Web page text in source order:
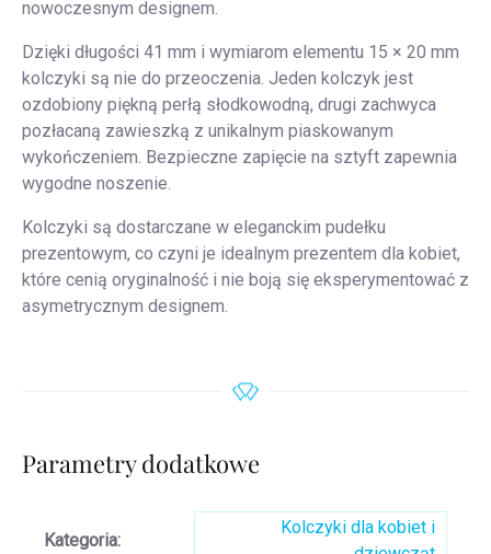
nowoczesnym designem.
Dzięki długości 41 mm i wymiarom elementu 15 × 20 mm
kolczyki są nie do przeoczenia. Jeden kolczyk jest
ozdobiony piękną perłą słodkowodną, drugi zachwyca
pozłacaną zawieszką z unikalnym piaskowanym
wykończeniem. Bezpieczne zapięcie na sztyft zapewnia
wygodne noszenie.
Kolczyki są dostarczane w eleganckim pudełku
prezentowym, co czyni je idealnym prezentem dla kobiet,
które cenią oryginalność i nie boją się eksperymentować z
asymetrycznym designem.
Parametry dodatkowe
Kategoria:
Kolczyki dla kobiet i